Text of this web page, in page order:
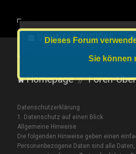
SCHNELLZUGRIFF
Homepage Foren-
Datenschutz­erklärung
1. Datenschutz auf einen Blick
Allgemeine Hinweise
Die folgenden Hinweise geben einen
Personenbezogene Daten sind alle
Dieses Forum
Sie können